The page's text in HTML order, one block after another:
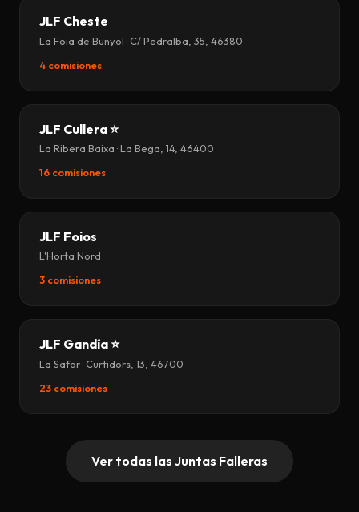
JLF Cheste
La Foia de Bunyol · C/ Pedralba, 35, 46380
4 comisiones
JLF Cullera ⭐
La Ribera Baixa · La Bega, 14, 46400
16 comisiones
JLF Foios
L'Horta Nord
3 comisiones
JLF Gandía ⭐
La Safor · Curtidors, 13, 46700
23 comisiones
Ver todas las Juntas Falleras